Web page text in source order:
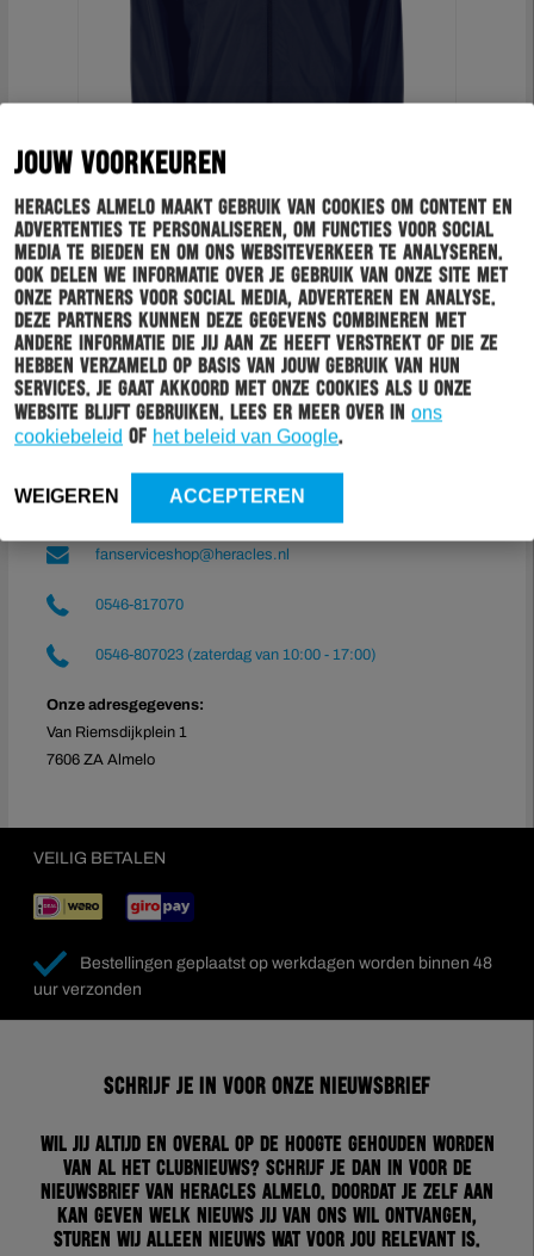
JOUW VOORKEUREN
Heracles Almelo maakt gebruik van cookies om content en
advertenties te personaliseren, om functies voor social
media te bieden en om ons websiteverkeer te analyseren.
Ook delen we informatie over je gebruik van onze site met
onze partners voor social media, adverteren en analyse.
Deze partners kunnen deze gegevens combineren met
andere informatie die jij aan ze heeft verstrekt of die ze
hebben verzameld op basis van jouw gebruik van hun
services. Je gaat akkoord met onze cookies als u onze
website blijft gebruiken. Lees er meer over in ons
cookiebeleid of het beleid van Google.
WEIGEREN ACCEPTEREN
WINDBREAKER 2026-2027
€49.99
BEKIJK PRODUCT
Neem contact op met de Heracles FanServiceShop:
fanserviceshop@heracles.nl
0546-817070
0546-807023 (zaterdag van 10:00 - 17:00)
Onze adresgegevens:
Van Riemsdijkplein 1
7606 ZA Almelo
VEILIG BETALEN
Bestellingen geplaatst op werkdagen worden binnen 48
uur verzonden
Schrijf je in voor onze nieuwsbrief
Wil jij altijd en overal op de hoogte gehouden worden
van al het clubnieuws? Schrijf je dan in voor de
nieuwsbrief van Heracles Almelo. Doordat je zelf aan
kan geven welk nieuws jij van ons wil ontvangen,
sturen wij alleen nieuws wat voor jou relevant is.